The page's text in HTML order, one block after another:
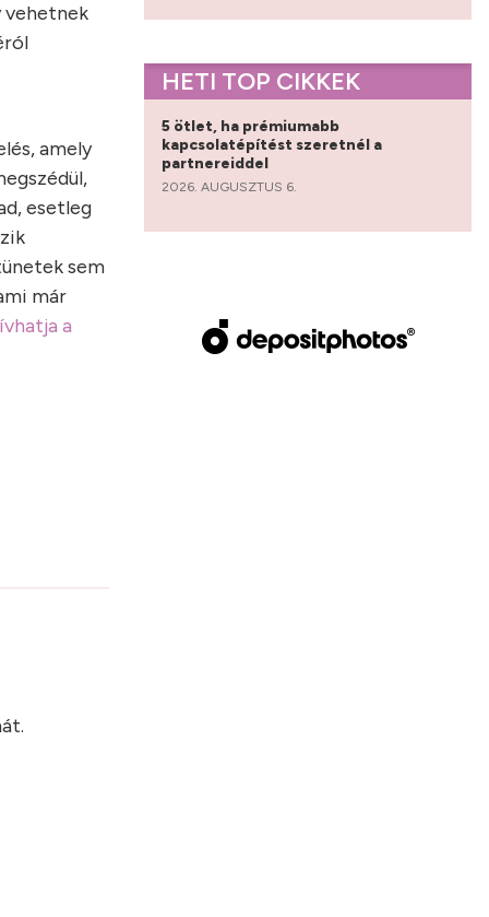
vehetnek
amely
esetleg
sem
már
a
HETI TOP CIKKEK
5 ötlet, ha prémiumabb
kapcsolatépítést szeretnél a
partnereiddel
2026. AUGUSZTUS 6.